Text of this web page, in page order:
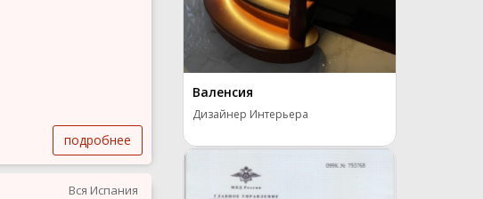
подробнее
Вся Испания
Валенсия
Дизайнер Интерьера